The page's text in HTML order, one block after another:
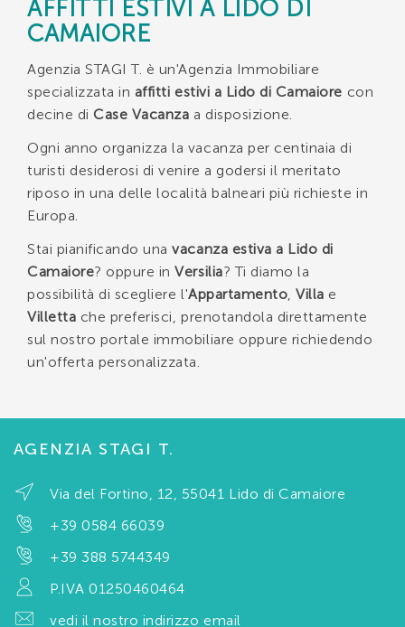
AFFITTI ESTIVI A LIDO DI
CAMAIORE
Agenzia STAGI T. è un'Agenzia Immobiliare
specializzata in affitti estivi a Lido di Camaiore con
decine di Case Vacanza a disposizione.
Ogni anno organizza la vacanza per centinaia di
turisti desiderosi di venire a godersi il meritato
riposo in una delle località balneari più richieste in
Europa.
Stai pianificando unavacanza estiva a Lido di
Camaiore? oppure inVersilia? Ti diamo la
possibilità di scegliere l'Appartamento,Villa e
Villetta che preferisci, prenotandola direttamente
sul nostro portale immobiliare oppure richiedendo
un'offerta personalizzata.
AGENZIA STAGI T.
Via del Fortino, 12, 55041 Lido di Camaiore
+39 0584 66039
+39 388 5744349
P.IVA 01250460464
vedi il nostro indirizzo email